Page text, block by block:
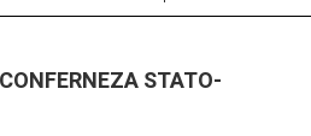
STATO-